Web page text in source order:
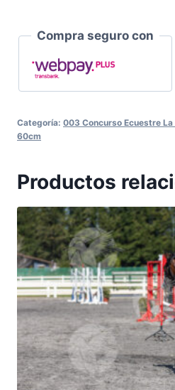
Compra seguro con
Categoría: 003 Concurso Ecuestre
60cm
Productos